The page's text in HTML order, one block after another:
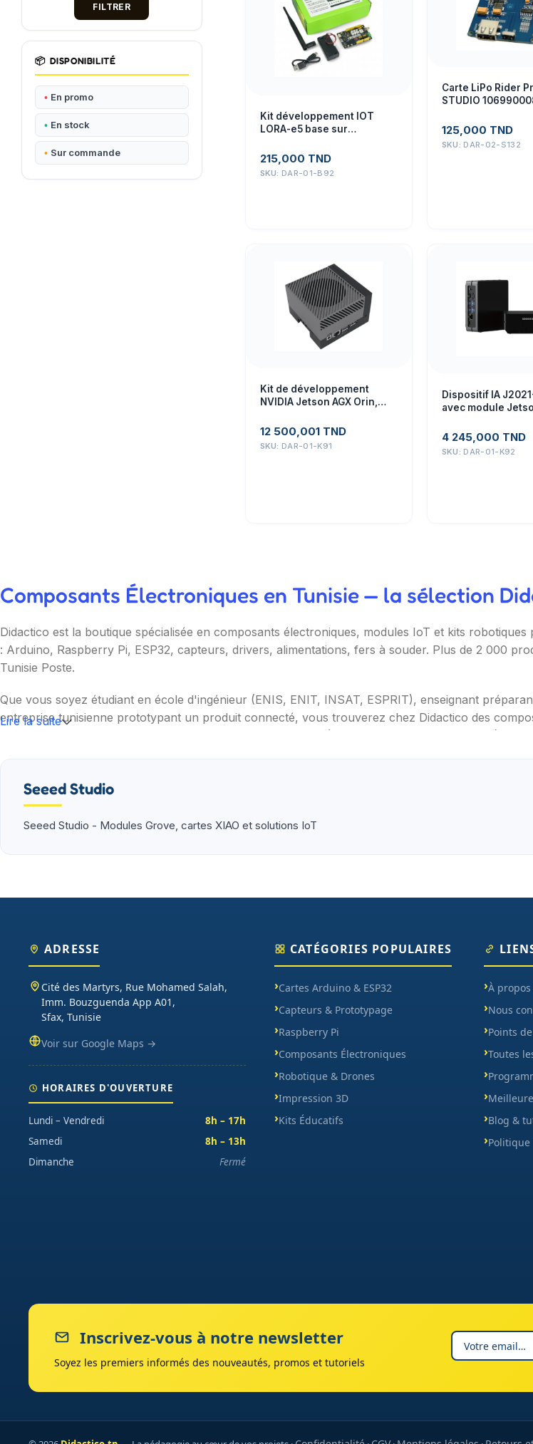
FILTRER
📦 DISPONIBILITÉ
En promo
En stock
Sur commande
Kit développement IOT
LORA-e5 base sur
LoraWAN SEEEDSTUDIO
113990934
215,000 TND
SKU: DAR-01-B92
Carte LiPo Rider
STUDIO
125,000 TND
SKU: DAR-02-S132
Kit de développement
NVIDIA Jetson AGX Orin,
Studio Ref : 102110842
12 500,001 TND
SKU: DAR-01-K91
Dispositif IA
avec module
110061381
4 245,000 TND
SKU: DAR-01-K92
Composants Électroniques en Tunisie — la sélection
Didactico est la boutique spécialisée en composants électroniques, modules IoT et kits
: Arduino, Raspberry Pi, ESP32, capteurs, drivers, alimentations, fers à souder. Plus de 2 000
Tunisie Poste.
Que vous soyez étudiant en école d'ingénieur (ENIS, ENIT, INSAT, ESPRIT), enseignant
entreprise tunisienne prototypant un produit connecté, vous trouverez chez Didactico des
Lire la suite
Seeed Studio
Seeed Studio - Modules Grove, cartes XIAO et solutions IoT
ADRESSE
Cité des Martyrs, Rue Mohamed Salah,
Imm. Bouzguenda App A01,
Sfax, Tunisie
Voir sur Google Maps →
HORAIRES D'OUVERTURE
Lundi – Vendredi
8h – 17h
Samedi
8h – 13h
Dimanche
Fermé
CATÉGORIES POPULAIRES
Cartes Arduino & ESP32
Capteurs & Prototypage
Raspberry Pi
Composants Électroniques
Robotique & Drones
Impression 3D
Kits Éducatifs
À
Nous
Points
Toutes
Blog &
Inscrivez-vous à notre newsletter
Soyez les premiers informés des nouveautés, promos et tutoriels